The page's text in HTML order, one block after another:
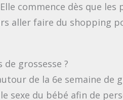
commence dès que
aller faire du shopping
grossesse ?
de la 6e semaine de
du bébé afin de